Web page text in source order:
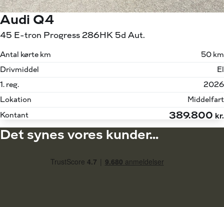
Audi Q4
45 E-tron Progress 286HK 5d Aut.
Antal kørte km
50 km
Drivmiddel
El
1. reg.
2026
Lokation
Middelfart
Kontant
389.800 kr.
Det synes vores kunder...